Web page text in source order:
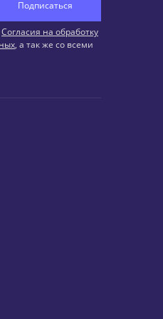
Подписаться
Согласия на обработку
, а так же со всеми